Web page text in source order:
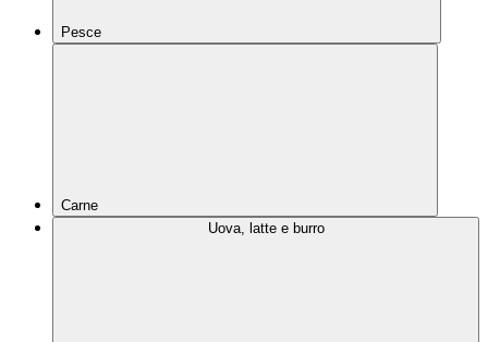
Pesce
Carne
Uova, latte e burro